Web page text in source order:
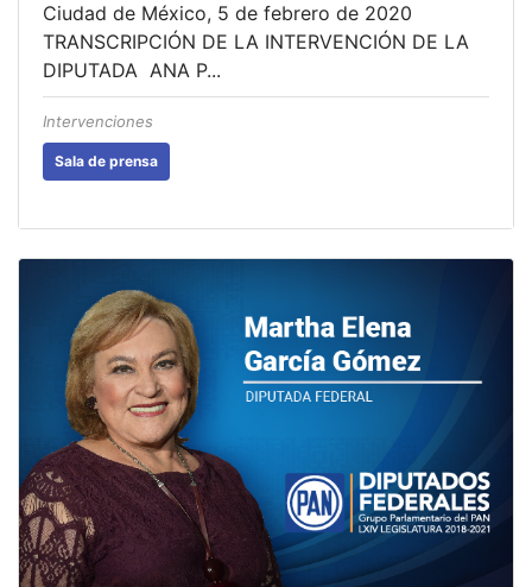
Ciudad de México, 5 de febrero de 2020
TRANSCRIPCIÓN DE LA INTERVENCIÓN DE LA
DIPUTADA ANA P...
Intervenciones
Sala de prensa